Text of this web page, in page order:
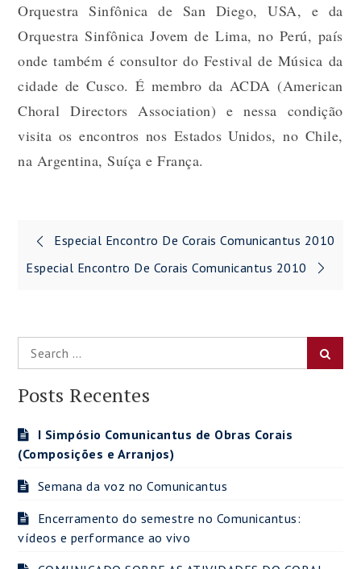
Orquestra Sinfônica de San Diego, USA, e da
Orquestra Sinfônica Jovem de Lima, no Perú, país
onde também é consultor do Festival de Música da
cidade de Cusco. É membro da ACDA (American
Choral Directors Association) e nessa condição
visita os encontros nos Estados Unidos, no Chile,
na Argentina, Suíça e França.
Navegação
de
Especial Encontro De Corais Comunicantus 2010
Especial Encontro De Corais Comunicantus 2010
Search
for:
Posts Recentes
I Simpósio Comunicantus de Obras Corais
(Composições e Arranjos)
Semana da voz no Comunicantus
Encerramento do semestre no Comunicantus:
vídeos e performance ao vivo